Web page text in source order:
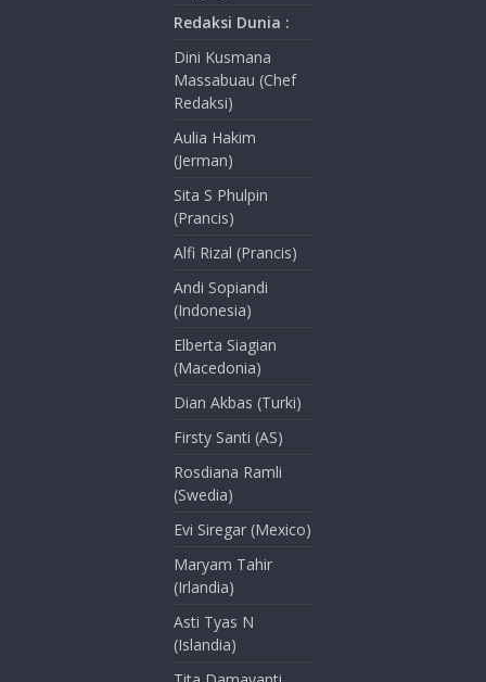
Redaksi Dunia :
Dini Kusmana
Massabuau (Chef
Redaksi)
Aulia Hakim
(Jerman)
Sita S Phulpin
(Prancis)
Alfi Rizal (Prancis)
Andi Sopiandi
(Indonesia)
Elberta Siagian
(Macedonia)
Dian Akbas (Turki)
Firsty Santi (AS)
Rosdiana Ramli
(Swedia)
Evi Siregar (Mexico)
Maryam Tahir
(Irlandia)
Asti Tyas N
(Islandia)